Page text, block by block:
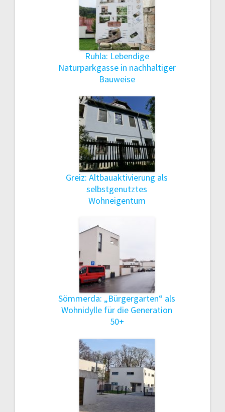
Ruhla: Lebendige
Naturparkgasse in nachhaltiger
Bauweise
Greiz: Altbauaktivierung als
selbstgenutztes
Wohneigentum
Sömmerda: „Bürgergarten“ als
Wohnidylle für die Generation
50+